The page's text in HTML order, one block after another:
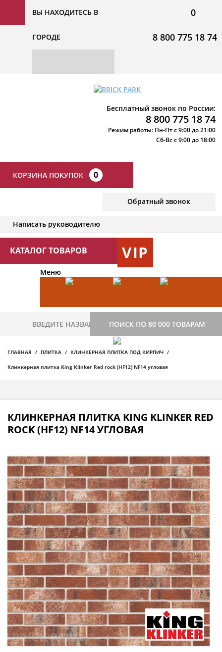
ВЫ НАХОДИТЕСЬ В
ГОРОДЕ
0
8 800 775 18 74
Бесплатный звонок по России:
8 800 775 18 74
Режим работы: Пн-Пт с 9:00 до 21:00
Сб-Вс с 9:00 до 18:00
КОРЗИНА ПОКУПОК 0
Обратный звонок
Написать руководителю
КАТАЛОГ ТОВАРОВ VIP
Меню
ПОИСК ПО 80 000 ТОВАРАМ
ГЛАВНАЯ ПЛИТКА КЛИНКЕРНАЯ ПЛИТКА ПОД КИРПИЧ
Клинкерная плитка King Klinker Red rock (HF12) NF14 угловая
КЛИНКЕРНАЯ ПЛИТКА KING KLINKER RED
ROCK (HF12) NF14 УГЛОВАЯ